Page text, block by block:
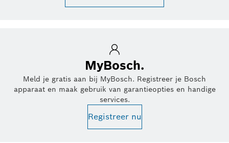
MyBosch.
Meld je gratis aan bij MyBosch. Registreer je Bosch
apparaat en maak gebruik van garantieopties en handige
services.
Registreer nu